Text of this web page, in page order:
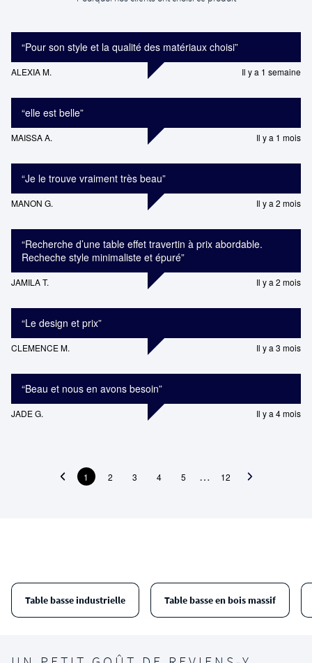
“Pour son style et la qualité des matériaux choisi”
ALEXIA M. Il y a 1 semaine
“elle est belle”
MAISSA A. Il y a 1 mois
“Je le trouve vraiment très beau”
MANON G. Il y a 2 mois
“Recherche d’une table effet travertin à prix abordable.
Recheche style minimaliste et épuré”
JAMILA T. Il y a 2 mois
“Le design et prix”
CLEMENCE M. Il y a 3 mois
“Beau et nous en avons besoin”
JADE G. Il y a 4 mois
1 2 3 4 5 … 12
Table basse industrielle Table basse en bois massif